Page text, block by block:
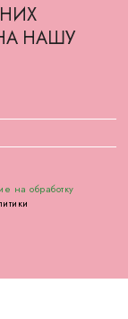
НАШУ
на обработку